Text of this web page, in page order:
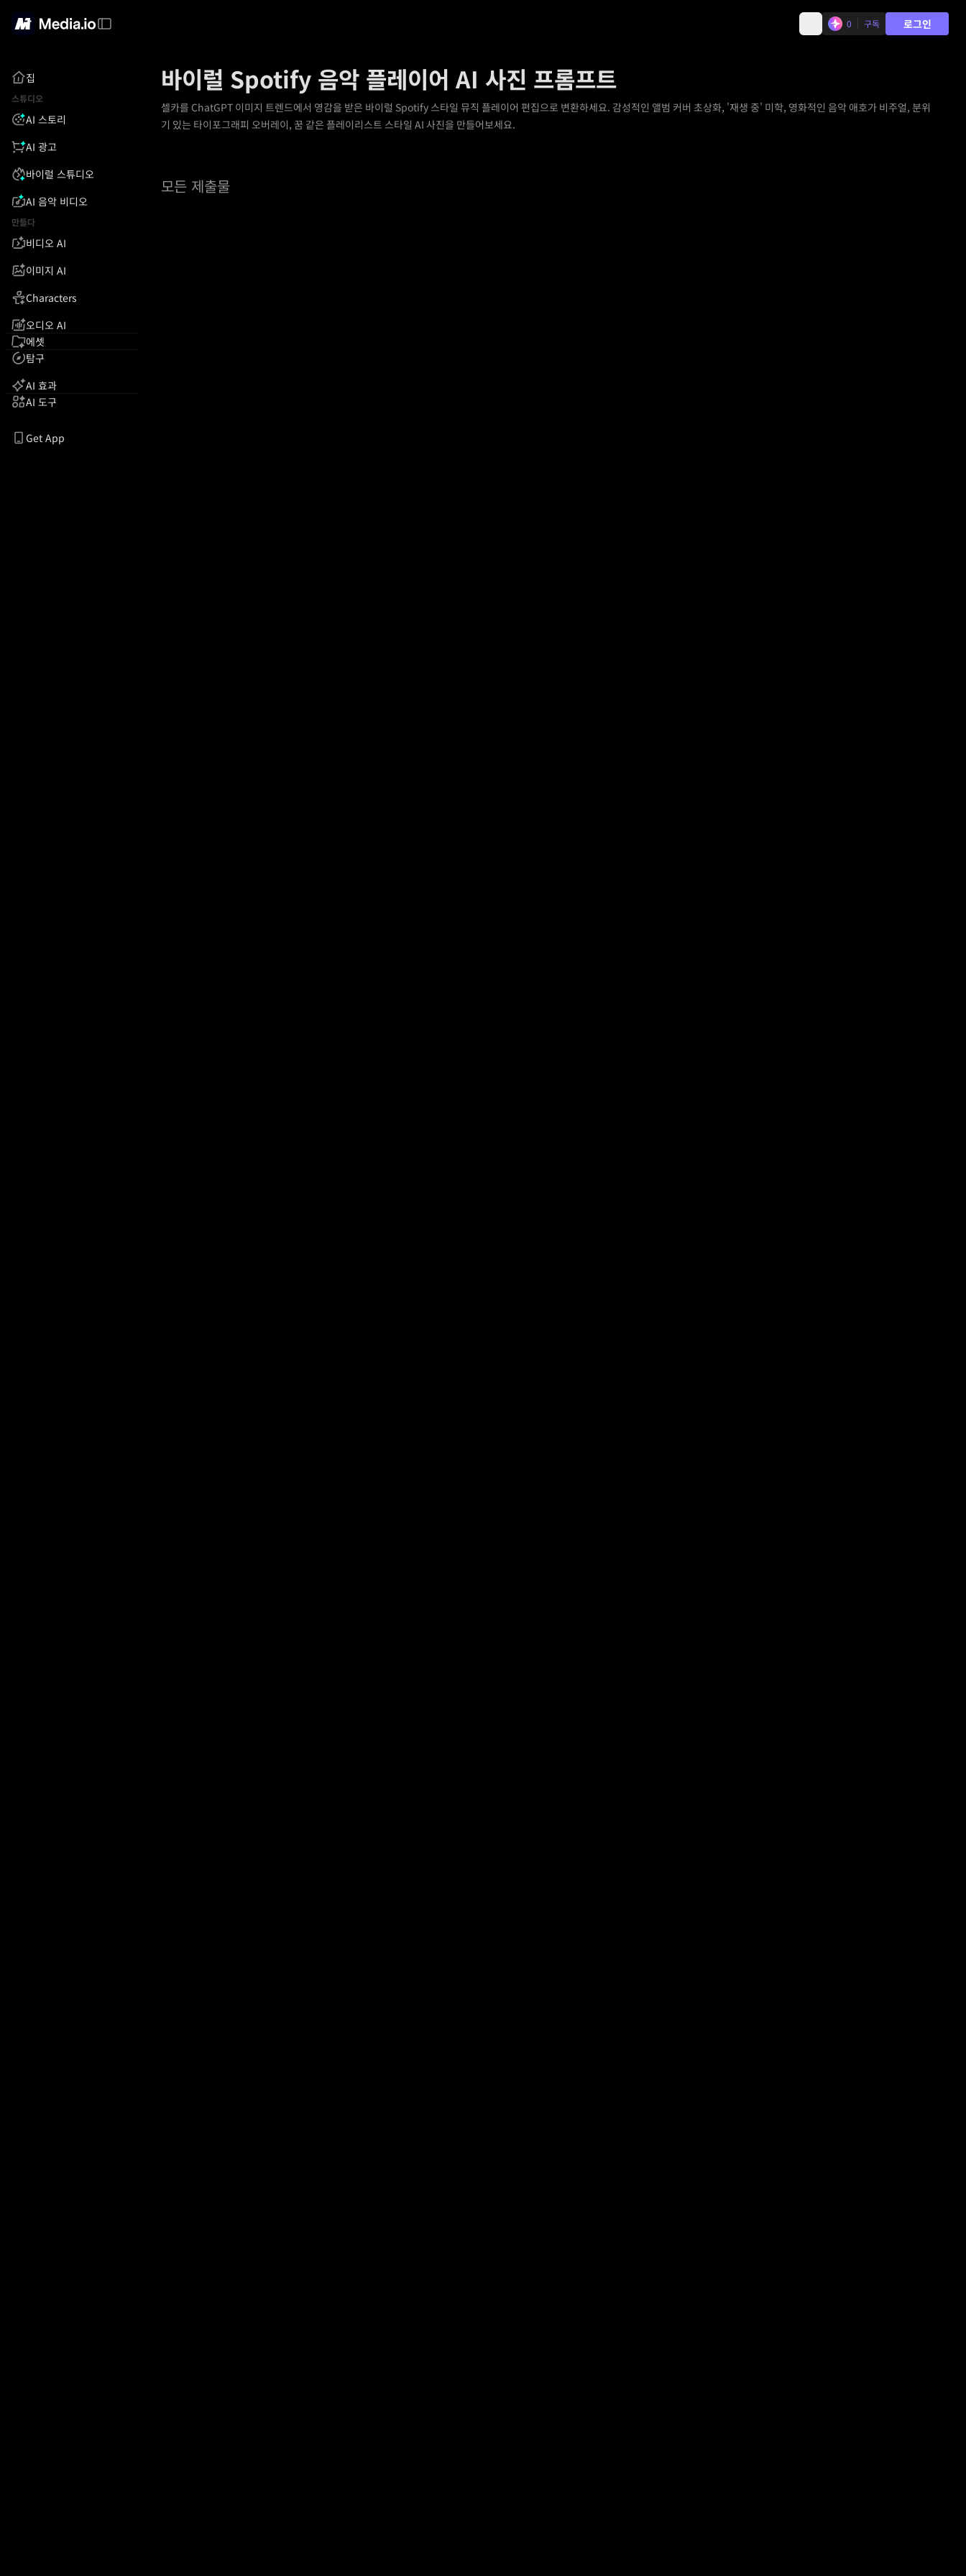
0 구독 로그인
집
스튜디오
AI 스토리
AI 광고
바이럴 스튜디오
AI 음악 비디오
만들다
비디오 AI
이미지 AI
Characters
오디오 AI
에셋
탐구
AI 효과
AI 도구
Get App
바이럴 Spotify 음악 플레이어 AI 사진 프롬프트
셀카를 ChatGPT 이미지 트렌드에서 영감을 받은 바이럴 Spotify 스타일 뮤직 플레이어 편집으로 변환하세요. 감성적인 앨범 커버 초상화, '재생 중' 미학, 영화적인 음악 애호가 비주얼, 분위
기 있는 타이포그래피 오버레이, 꿈 같은 플레이리스트 스타일 AI 사진을 만들어보세요.
모든 제출물